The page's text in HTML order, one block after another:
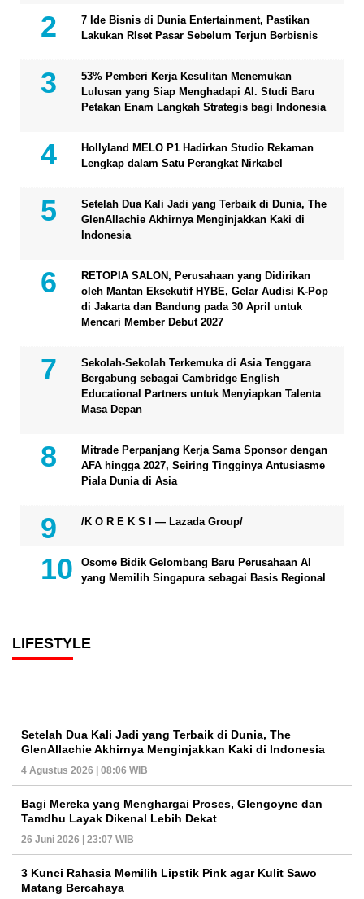
7 Ide Bisnis di Dunia Entertainment, Pastikan
Lakukan RIset Pasar Sebelum Terjun Berbisnis
53% Pemberi Kerja Kesulitan Menemukan
Lulusan yang Siap Menghadapi AI. Studi Baru
Petakan Enam Langkah Strategis bagi Indonesia
Hollyland MELO P1 Hadirkan Studio Rekaman
Lengkap dalam Satu Perangkat Nirkabel
Setelah Dua Kali Jadi yang Terbaik di Dunia, The
GlenAllachie Akhirnya Menginjakkan Kaki di
Indonesia
RETOPIA SALON, Perusahaan yang Didirikan
oleh Mantan Eksekutif HYBE, Gelar Audisi K-Pop
di Jakarta dan Bandung pada 30 April untuk
Mencari Member Debut 2027
Sekolah-Sekolah Terkemuka di Asia Tenggara
Bergabung sebagai Cambridge English
Educational Partners untuk Menyiapkan Talenta
Masa Depan
Mitrade Perpanjang Kerja Sama Sponsor dengan
AFA hingga 2027, Seiring Tingginya Antusiasme
Piala Dunia di Asia
/K O R E K S I — Lazada Group/
Osome Bidik Gelombang Baru Perusahaan AI
yang Memilih Singapura sebagai Basis Regional
LIFESTYLE
Setelah Dua Kali Jadi yang Terbaik di Dunia, The
GlenAllachie Akhirnya Menginjakkan Kaki di Indonesia
4 Agustus 2026 | 08:06 WIB
Bagi Mereka yang Menghargai Proses, Glengoyne dan
Tamdhu Layak Dikenal Lebih Dekat
26 Juni 2026 | 23:07 WIB
3 Kunci Rahasia Memilih Lipstik Pink agar Kulit Sawo
Matang Bercahaya